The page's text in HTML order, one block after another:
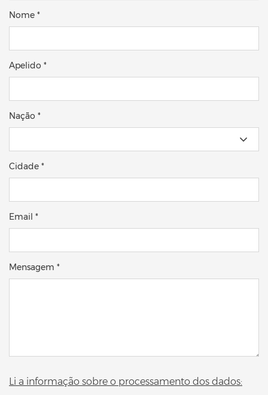
Nome *
Apelido *
Nação *
Cidade *
Email *
Mensagem *
Li a informação sobre o processamento dos dados: